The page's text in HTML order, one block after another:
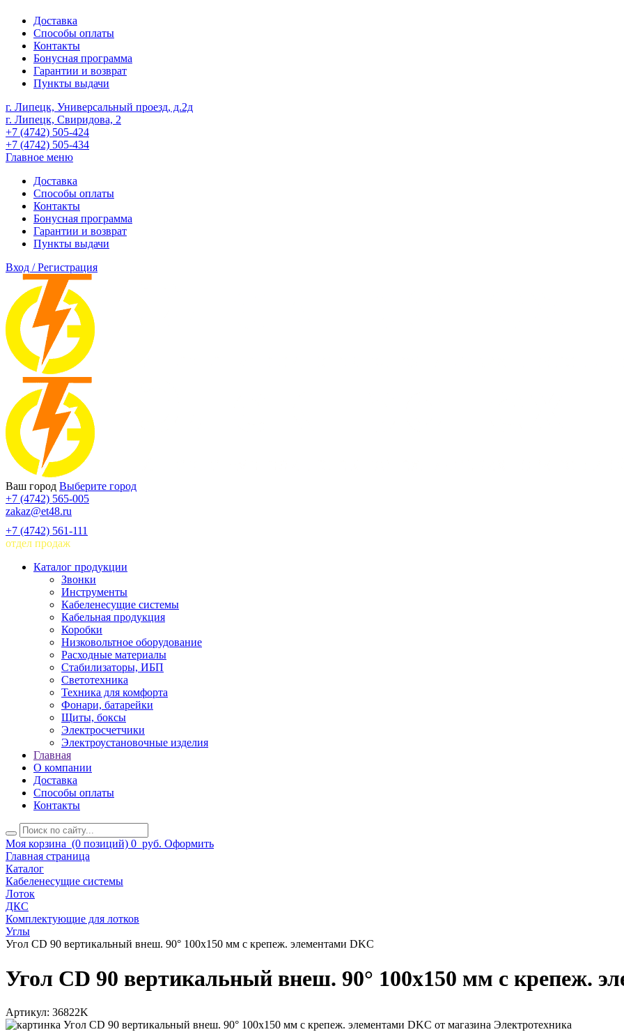
Доставка
Способы оплаты
Контакты
Бонусная программа
Гарантии и возврат
Пункты выдачи
г. Липецк, Универсальный проезд, д.2д
г. Липецк, Свиридова, 2
+7 (4742) 505-424
+7 (4742) 505-434
Главное меню
Доставка
Способы оплаты
Контакты
Бонусная программа
Гарантии и возврат
Пункты выдачи
Вход / Регистрация
Ваш город Выберите город
+7 (4742) 565-005
zakaz@et48.ru
+7 (4742) 561-111
отдел продаж
Каталог продукции
Звонки
Инструменты
Кабеленесущие системы
Кабельная продукция
Коробки
Низковольтное оборудование
Расходные материалы
Стабилизаторы, ИБП
Светотехника
Техника для комфорта
Фонари, батарейки
Щиты, боксы
Электросчетчики
Электроустановочные изделия
Главная
О компании
Доставка
Способы оплаты
Контакты
Моя корзина (0 позиций) 0 руб. Оформить
Главная страница
Каталог
Кабеленесущие системы
Лоток
ДКС
Комплектующие для лотков
Углы
Угол CD 90 вертикальный внеш. 90° 100х150 мм с крепеж. элементами DKC
Угол CD 90 вертикальный внеш. 90° 100х150 мм с крепеж.
Артикул: 36822K